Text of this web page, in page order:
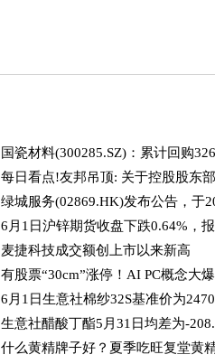
6月1日沪锌期货收盘下跌0.64%，
麦捷科技成交额创上市以来新高
有股票“30cm”涨停！AI PC概念大